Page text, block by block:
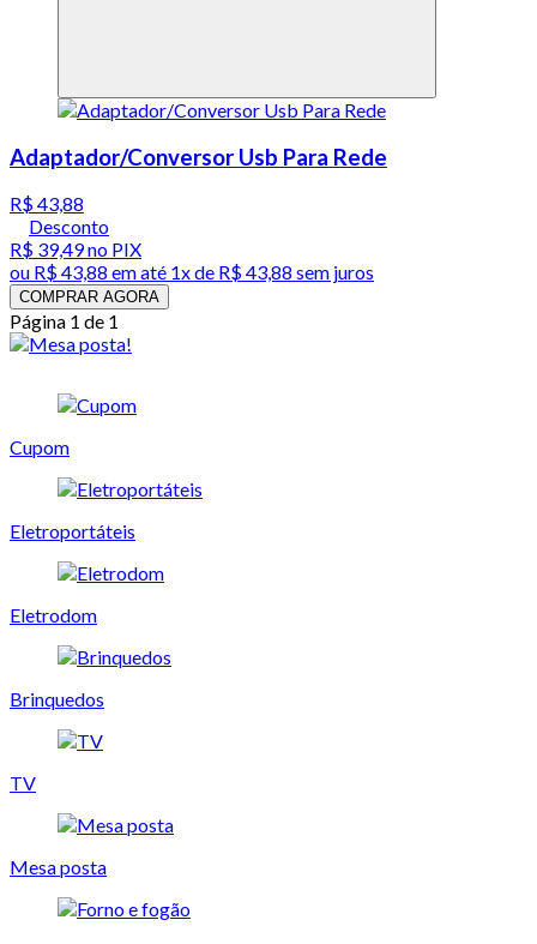
Adaptador/Conversor Usb Para Rede
R$ 43,88
Desconto
R$ 39,49no PIX
ou R$ 43,88 em até 1x de R$ 43,88 sem juros
COMPRAR AGORA
Página 1 de 1
Cupom
Eletroportáteis
Eletrodom
Brinquedos
TV
Mesa posta